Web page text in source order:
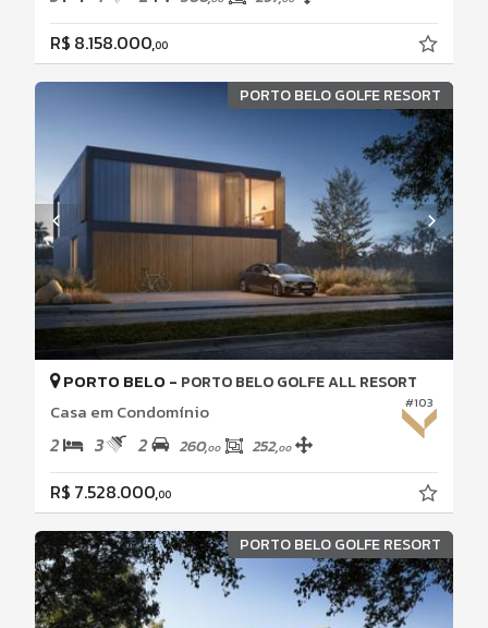
R$ 8.158.000,00
PORTO BELO GOLFE RESORT
#103
PORTO BELO - PORTO BELO GOLFE ALL RESORT
Casa em Condomínio
2 3 2 260,00 252,00
R$ 7.528.000,00
PORTO BELO GOLFE RESORT